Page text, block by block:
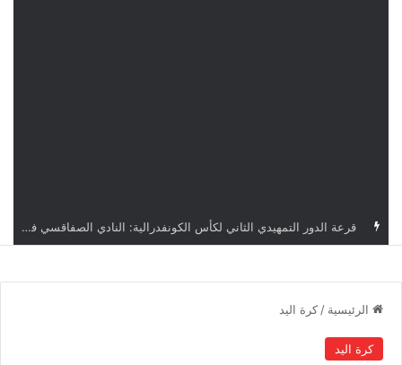
الرئيسية / كرة اليد
كرة اليد